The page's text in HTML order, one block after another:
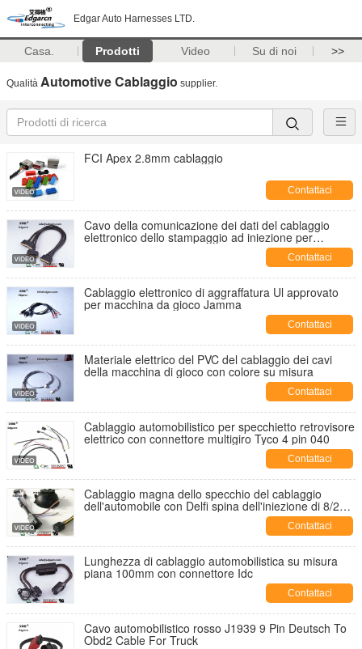
Edgar Auto Harnesses LTD.
Casa. Prodotti Video Su di noi >>
Qualità Automotive Cablaggio supplier.
FCI Apex 2.8mm cablaggio
Contattaci
Cavo della comunicazione dei dati del cablaggio
elettronico dello stampaggio ad iniezione per
Contattaci
Cablaggio elettronico di aggraffatura Ul approvato
per macchina da gioco Jamma
Contattaci
Materiale elettrico del PVC del cablaggio dei cavi
della macchina di gioco con colore su misura
Contattaci
Cablaggio automobilistico per specchietto retrovisore
elettrico con connettore multigiro Tyco 4 pin 040
Contattaci
Cablaggio magna dello specchio del cablaggio
dell'automobile con Delfi spina dell'iniezione di 8/2
Contattaci
Lunghezza di cablaggio automobilistica su misura
piana 100mm con connettore Idc
Contattaci
Cavo automobilistico rosso J1939 9 Pin Deutsch To
Obd2 Cable For Truck